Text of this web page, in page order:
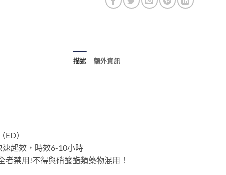
描述 額外資訊
）
速起效，時效6-10小時
者禁用!不得與硝酸酯類藥物混用！